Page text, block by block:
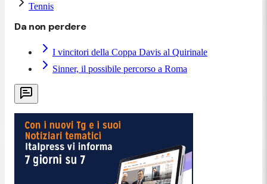
Tennis
Da non perdere
I vincitori della Coppa Davis al Quirinale
Sinner, il possibile percorso a Roma